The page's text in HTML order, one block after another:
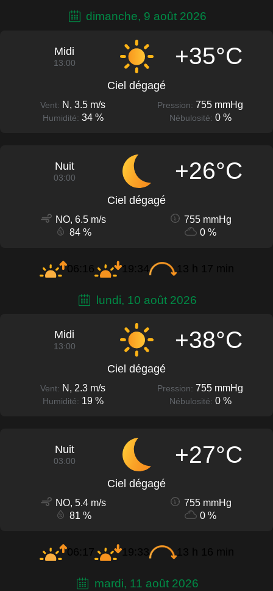
dimanche, 9 août 2026
Midi
13:00 +35°C
Ciel dégagé
Vent: N, 3.5 m/s Pression: 755 mmHg
Humidité: 34 % Nébulosité: 0 %
Nuit
03:00 +26°C
Ciel dégagé
NO, 6.5 m/s
755 mmHg
84 %
0 %
06:16 19:34 13 h 17 min
lundi, 10 août 2026
Midi
13:00 +38°C
Ciel dégagé
Vent: N, 2.3 m/s Pression: 755 mmHg
Humidité: 19 % Nébulosité: 0 %
Nuit
03:00 +27°C
Ciel dégagé
NO, 5.4 m/s
755 mmHg
81 %
0 %
06:17 19:33 13 h 16 min
mardi, 11 août 2026